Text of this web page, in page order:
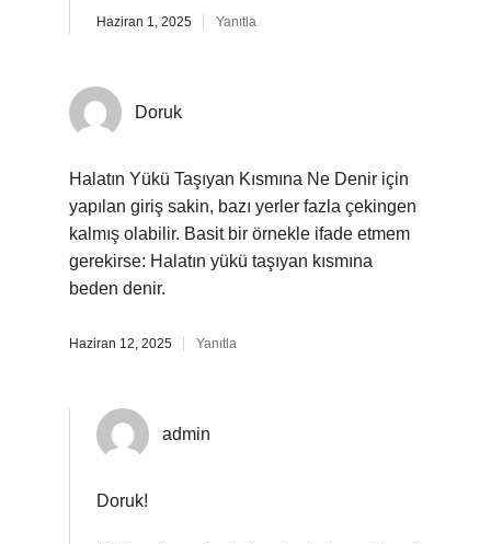
Haziran 1, 2025 Yanıtla
Doruk
Halatın Yükü Taşıyan Kısmına Ne Denir için
yapılan giriş sakin, bazı yerler fazla çekingen
kalmış olabilir. Basit bir örnekle ifade etmem
gerekirse: Halatın yükü taşıyan kısmına
beden denir.
Haziran 12, 2025 Yanıtla
admin
Doruk!